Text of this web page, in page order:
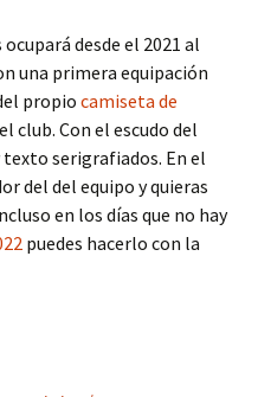
desde el 2021 al
una primera equipación
propio camiseta de
club. Con el escudo del
serigrafiados. En el
del del equipo y quieras
en los días que no hay
puedes hacerlo con la